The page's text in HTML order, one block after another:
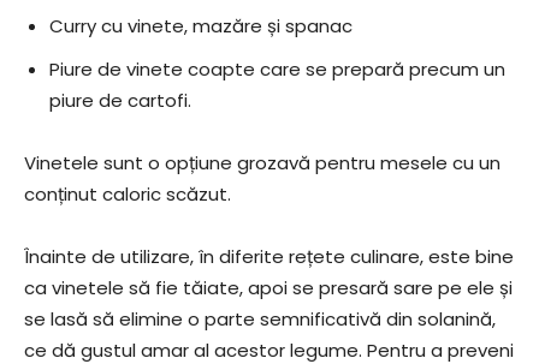
Curry cu vinete, mazăre și spanac
Piure de vinete coapte care se prepară precum un
piure de cartofi.
Vinetele sunt o opțiune grozavă pentru mesele cu un
conținut caloric scăzut.
Înainte de utilizare, în diferite rețete culinare, este bine
ca vinetele să fie tăiate, apoi se presară sare pe ele și
se lasă să elimine o parte semnificativă din solanină,
ce dă gustul amar al acestor legume. Pentru a preveni